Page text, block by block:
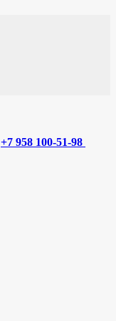
+7 958 100-51-98